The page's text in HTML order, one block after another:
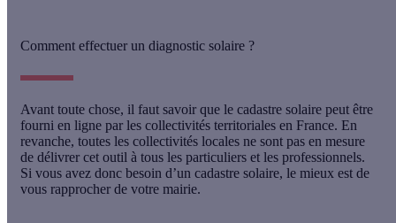
Comment effectuer un diagnostic solaire ?
Avant toute chose, il faut savoir que le cadastre solaire peut être
fourni en ligne par les collectivités territoriales en France. En
revanche, toutes les collectivités locales ne sont pas en mesure
de délivrer cet outil à tous les particuliers et les professionnels.
Si vous avez donc besoin d’un cadastre solaire, le mieux est de
vous rapprocher de votre mairie.